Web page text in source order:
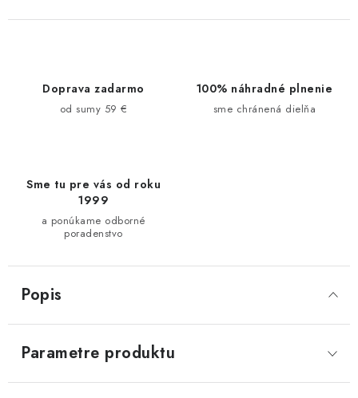
Doprava zadarmo
od sumy 59 €
100% náhradné plnenie
sme chránená dielňa
Sme tu pre vás od roku
1999
a ponúkame odborné
poradenstvo
Popis
Parametre produktu